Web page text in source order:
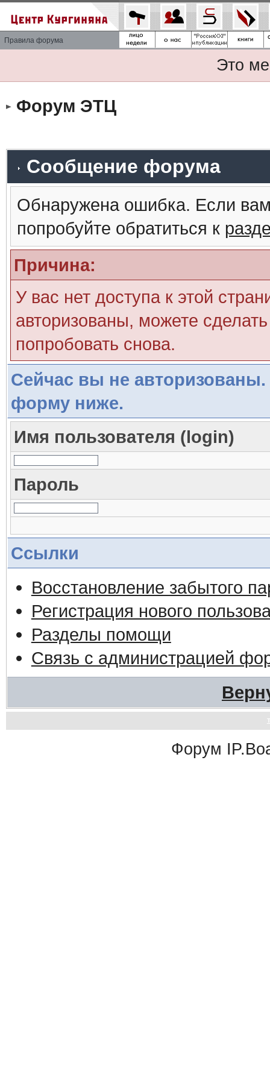
Правила форума
Это
Форум ЭТЦ
Сообщение форума
Обнаружена ошибка. Если
попробуйте обратиться к
Причина:
У вас нет доступа к этой
авторизованы, можете
попробовать снова.
Сейчас вы не авторизованы.
форму ниже.
Имя пользователя (login)
Пароль
Ссылки
Восстановление забытого
Регистрация нового
Разделы помощи
Связь с администрацией
Форум